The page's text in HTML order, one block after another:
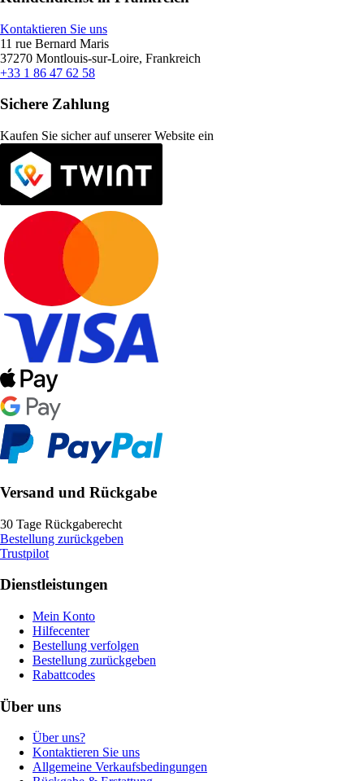
Kontaktieren Sie uns
11 rue Bernard Maris
37270 Montlouis-sur-Loire, Frankreich
+33 1 86 47 62 58
Sichere Zahlung
Kaufen Sie sicher auf unserer Website ein
Versand und Rückgabe
30 Tage Rückgaberecht
Bestellung zurückgeben
Trustpilot
Dienstleistungen
Mein Konto
Hilfecenter
Bestellung verfolgen
Bestellung zurückgeben
Rabattcodes
Über uns
Über uns?
Kontaktieren Sie uns
Allgemeine Verkaufsbedingungen